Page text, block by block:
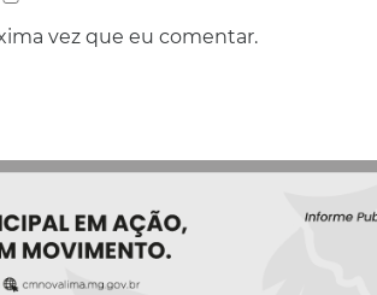
vez que eu comentar.